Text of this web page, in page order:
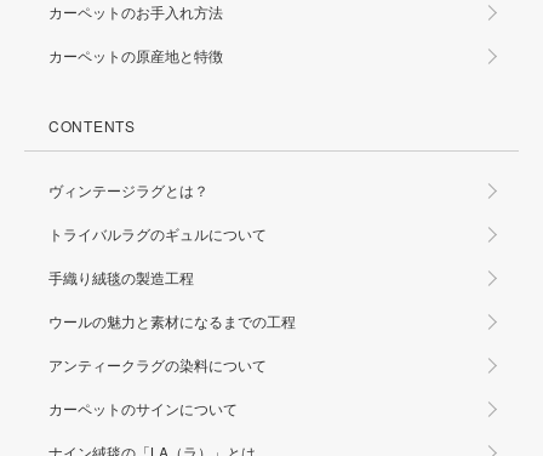
カーペットのお手入れ方法
カーペットの原産地と特徴
CONTENTS
ヴィンテージラグとは？
トライバルラグのギュルについて
手織り絨毯の製造工程
ウールの魅力と素材になるまでの工程
アンティークラグの染料について
カーペットのサインについて
ナイン絨毯の「LA（ラ）」とは